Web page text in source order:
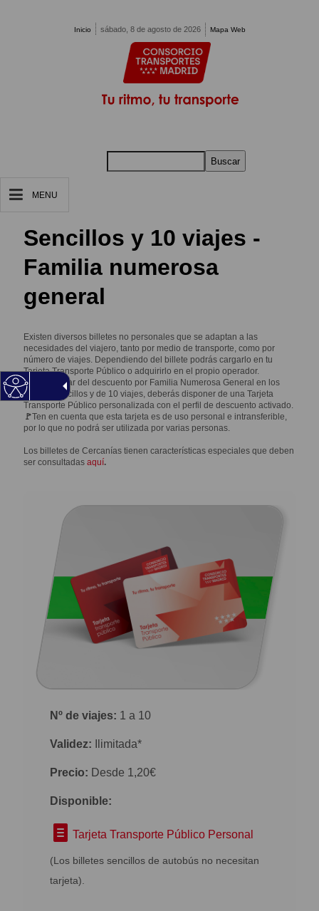
Inicio sábado, 8 de agosto de 2026 Mapa Web
Buscar
MENU
Sencillos y 10 viajes -
Familia numerosa
general
Existen diversos billetes no personales que se adaptan a las
necesidades del viajero, tanto por medio de transporte, como por
número de viajes. Dependiendo del billete podrás cargarlo en tu
Tarjeta Transporte Público o adquirirlo en el propio operador.
Para disfrutar del descuento por Familia Numerosa General en los
billetes sencillos y de 10 viajes, deberás disponer de una Tarjeta
Transporte Público personalizada con el perfil de descuento activado.
🚩Ten en cuenta que esta tarjeta es de uso personal e intransferible,
por lo que no podrá ser utilizada por varias personas.
Los billetes de Cercanías tienen características especiales que deben
ser consultadasaquí.
Nº de viajes: 1 a 10
Validez: Ilimitada*
Precio: Desde 1,20€
Disponible:
Tarjeta Transporte Público Personal
(Los billetes sencillos de autobús no necesitan
tarjeta).